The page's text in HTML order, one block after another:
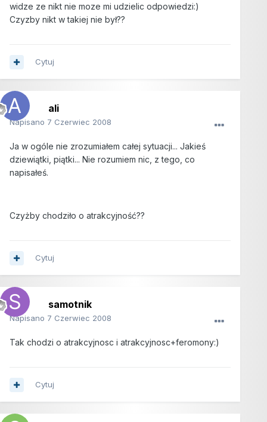
widze ze nikt nie moze mi udzielic odpowiedzi:)
Czyzby nikt w takiej nie był??
Cytuj
ali
Napisano 7 Czerwiec 2008
Ja w ogóle nie zrozumiałem całej sytuacji... Jakieś
dziewiątki, piątki... Nie rozumiem nic, z tego, co
napisałeś.
Czyżby chodziło o atrakcyjność??
Cytuj
samotnik
Napisano 7 Czerwiec 2008
Tak chodzi o atrakcyjnosc i atrakcyjnosc+feromony:)
Cytuj